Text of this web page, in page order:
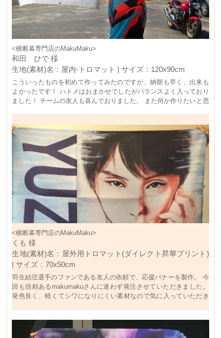
<横断幕専門店のMakuMaku>
和田 ひで 様
生地(素材)名：屋内-トロマット | サイズ：120x90cm
こういったものを初めて作ってみたのですが、納期も早く、出来も
よかったです！ ハトメはおまかせでしたがバランスよく入っており
ました！ チームの友人も喜んでおりました。 また何か作りたいと思
<横断幕専門店のMakuMaku>
くも 様
生地(素材)名：屋外用トロマット(ダイレクト昇華プリント)
| サイズ：70x50cm
羽生結弦選手のファンである友人の依頼で、応援バナーを製作。 今
回も信頼あるmakumakuさんに迷わず発注させていただきました。
発色良く、軽くてシワになりにくい素材なので気に入っていただき